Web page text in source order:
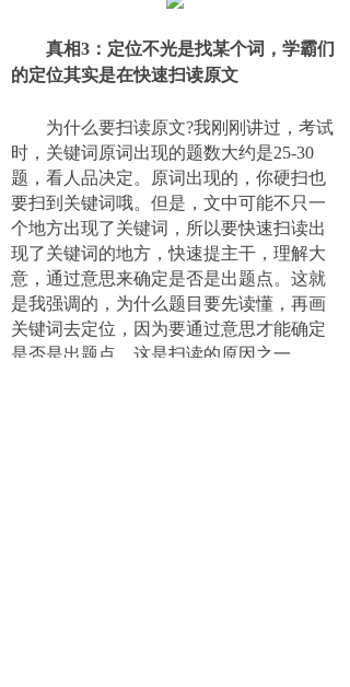
真相3：定位不光是找某个词，学霸们
的定位其实是在快速扫读原文
为什么要扫读原文?我刚刚讲过，考试
时，关键词原词出现的题数大约是25-30
题，看人品决定。原词出现的，你硬扫也
要扫到关键词哦。但是，文中可能不只一
个地方出现了关键词，所以要快速扫读出
现了关键词的地方，快速提主干，理解大
意，通过意思来确定是否是出题点。这就
是我强调的，为什么题目要先读懂，再画
关键词去定位，因为要通过意思才能确定
是否是出题点，这是扫读的原因之一。